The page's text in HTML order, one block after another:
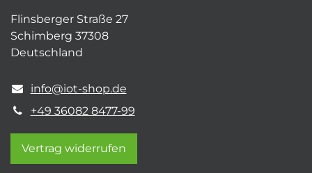
Flinsberger Straße 27
Schimberg 37308
Deutschland
info@iot-shop.de
+49 36082 8477-99
Vertrag widerrufen